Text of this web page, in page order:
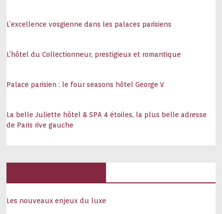
L’excellence vosgienne dans les palaces parisiens
L’hôtel du Collectionneur, prestigieux et romantique
Palace parisien : le four seasons hôtel George V
La belle Juliette hôtel & SPA 4 étoiles, la plus belle adresse
de Paris rive gauche
Les nouveaux enjeux du luxe